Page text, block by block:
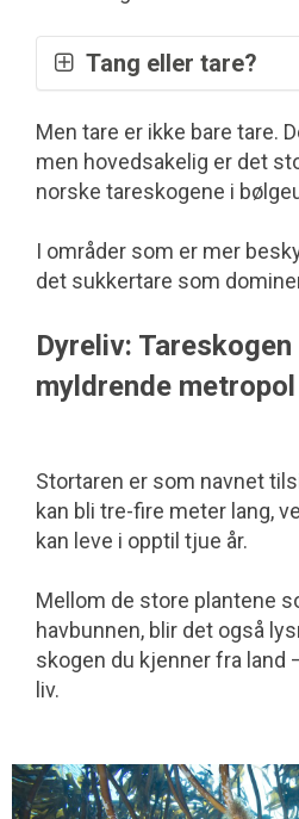
Tang eller tare?
Begrepet tang og tare
fellesbetegnelse på
alger.
Men i virkeligheten
ordener innenfor klassen
vokser dypere, ned til
dyp.
tareskogene i
sukkertare ( Saccharina
danner skogene i
Men vi har også innslag
draugtare og fingertare
Men tare er ikke bare tare.
men hovedsakelig er det
norske tareskogene i
I områder som er mer
det sukkertare som
Dyreliv: Tareskogen
myldrende metropol
Stortaren er som navnet
kan bli tre-fire meter lang,
kan leve i opptil tjue år.
Mellom de store plantene
havbunnen, blir det også
skogen du kjenner fra land
liv.